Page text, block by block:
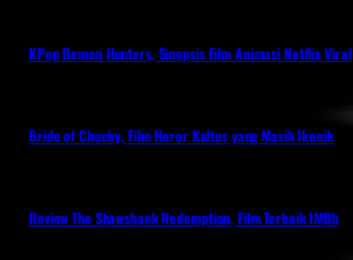
KPop Demon Hunters, Sinopsis Film Animasi Netflix Viral
Bride of Chucky, Film Horor Kultus yang Masih Ikonik
Review The Shawshank Redemption, Film Terbaik IMDb